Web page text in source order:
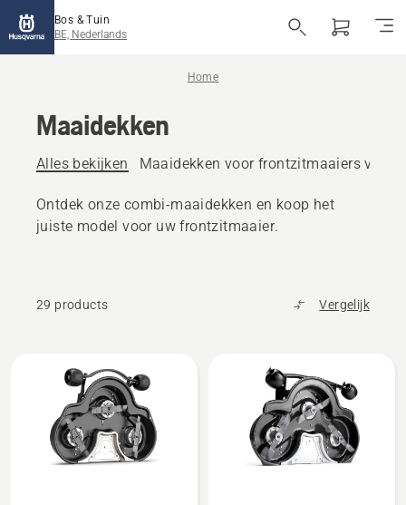
Bos & Tuin
BE, Nederlands
Home
Maaidekken
Alles bekijken Maaidekken voor frontzitmaaiers voor
Ontdek onze combi-maaidekken en koop het
juiste model voor uw frontzitmaaier.
29 products Vergelijk
producten